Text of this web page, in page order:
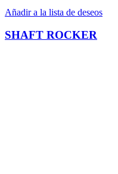
Añadir a la lista de deseos
SHAFT ROCKER